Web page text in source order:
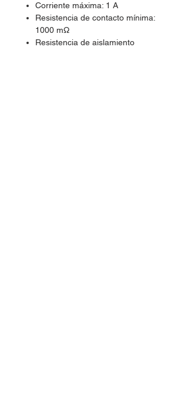
Corriente máxima: 1 A
Resistencia de contacto mínima:
1000 mΩ
Resistencia de aislamiento